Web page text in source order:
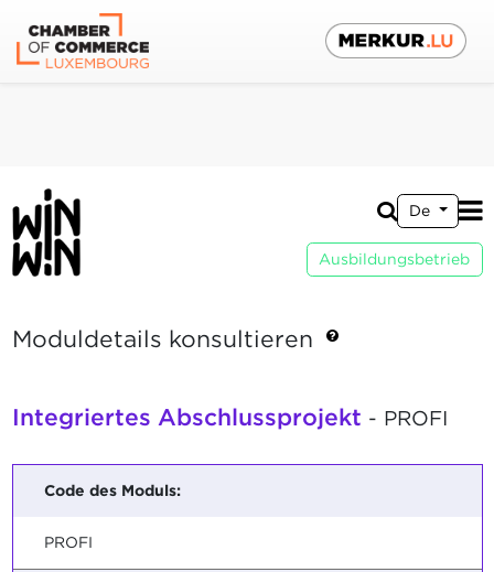
De
Ausbildungsbetrieb
Moduldetails konsultieren
Integriertes Abschlussprojekt - PROFI
Code des Moduls:
PROFI